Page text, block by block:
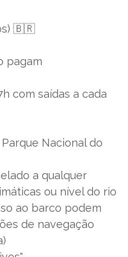
🇧🇷
pagam
com saídas a cada
Nacional do
a qualquer
ou nível do rio
ao barco podem
de navegação